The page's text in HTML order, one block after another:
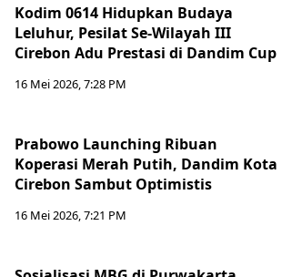
Kodim 0614 Hidupkan Budaya
Leluhur, Pesilat Se-Wilayah III
Cirebon Adu Prestasi di Dandim Cup
16 Mei 2026, 7:28 PM
Prabowo Launching Ribuan
Koperasi Merah Putih, Dandim Kota
Cirebon Sambut Optimistis
16 Mei 2026, 7:21 PM